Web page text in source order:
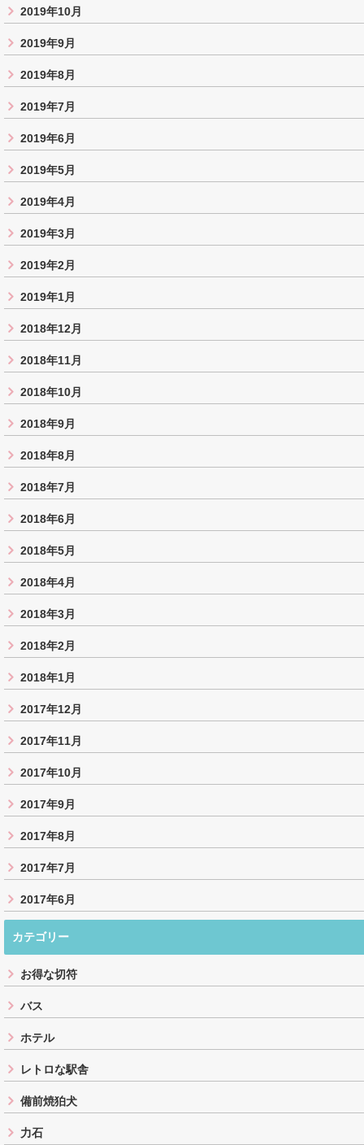
2019年10月
2019年9月
2019年8月
2019年7月
2019年6月
2019年5月
2019年4月
2019年3月
2019年2月
2019年1月
2018年12月
2018年11月
2018年10月
2018年9月
2018年8月
2018年7月
2018年6月
2018年5月
2018年4月
2018年3月
2018年2月
2018年1月
2017年12月
2017年11月
2017年10月
2017年9月
2017年8月
2017年7月
2017年6月
カテゴリー
お得な切符
バス
ホテル
レトロな駅舎
備前焼狛犬
力石